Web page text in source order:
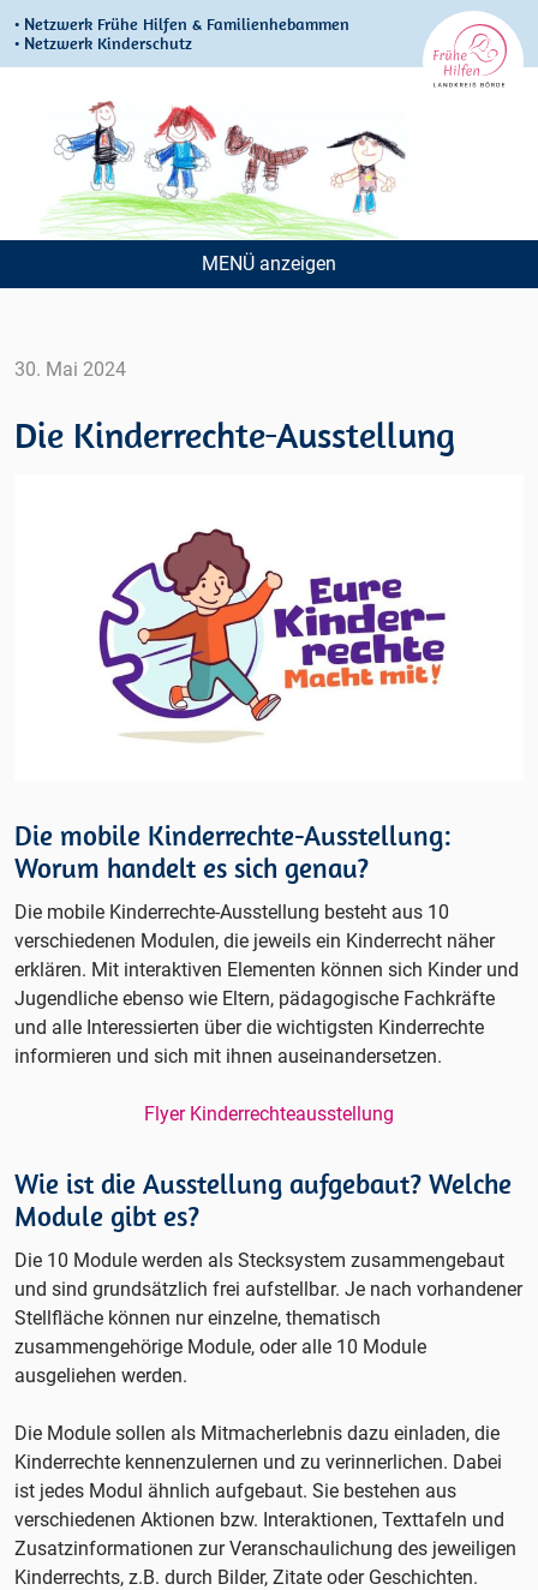
• Netzwerk Frühe Hilfen & Familienhebammen
• Netzwerk Kinderschutz
Navigation
MENÜ
30. Mai 2024
Die Kinderrechte-Ausstellung
Die mobile Kinderrechte-Ausstellung:
Worum handelt es sich genau?
Die mobile Kinderrechte-Ausstellung besteht aus 10
verschiedenen Modulen, die jeweils ein Kinderrecht näher
erklären. Mit interaktiven Elementen können sich Kinder und
Jugendliche ebenso wie Eltern, pädagogische Fachkräfte
und alle Interessierten über die wichtigsten Kinderrechte
informieren und sich mit ihnen auseinandersetzen.
Flyer Kinderrechteausstellung
Wie ist die Ausstellung aufgebaut? Welche
Module gibt es?
Die 10 Module werden als Stecksystem zusammengebaut
und sind grundsätzlich frei aufstellbar. Je nach vorhandener
Stellfläche können nur einzelne, thematisch
zusammengehörige Module, oder alle 10 Module
ausgeliehen werden.
Die Module sollen als Mitmacherlebnis dazu einladen, die
Kinderrechte kennenzulernen und zu verinnerlichen. Dabei
ist jedes Modul ähnlich aufgebaut. Sie bestehen aus
verschiedenen Aktionen bzw. Interaktionen, Texttafeln und
Zusatzinformationen zur Veranschaulichung des jeweiligen
Kinderrechts, z.B. durch Bilder, Zitate oder Geschichten.